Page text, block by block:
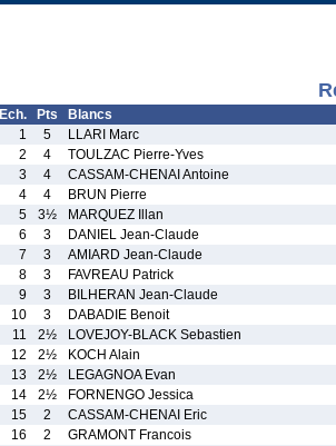
Ech. Pts
Blancs
1
5
LLARI Marc
2
4
TOULZAC Pierre-Yves
3
4
CASSAM-CHENAI Antoine
4
4
BRUN Pierre
5
3½
MARQUEZ Illan
6
3
DANIEL Jean-Claude
7
3
AMIARD Jean-Claude
8
3
FAVREAU Patrick
9
3
BILHERAN Jean-Claude
10
3
DABADIE Benoit
11
2½
LOVEJOY-BLACK Sebastien
12
2½
KOCH Alain
13
2½
LEGAGNOA Evan
14
2½
FORNENGO Jessica
15
2
CASSAM-CHENAI Eric
16
2
GRAMONT Francois